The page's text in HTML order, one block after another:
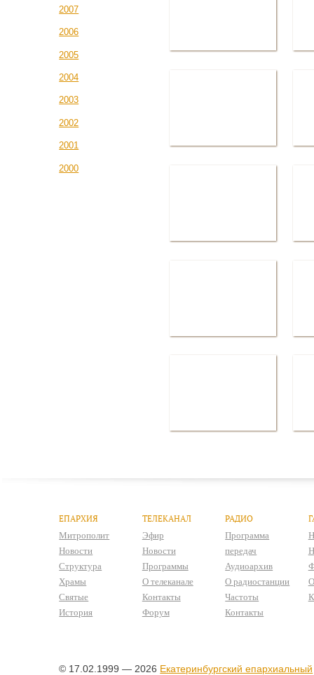
2007
2006
2005
2004
2003
2002
2001
2000
ЕПАРХИЯ
Митрополит
Новости
Структура
Храмы
Святые
История
ТЕЛЕКАНАЛ
Эфир
Новости
Программы
О телеканале
Контакты
Форум
РАДИО
Программа
передач
Аудиоархив
О радиостанции
Частоты
Контакты
© 17.02.1999 — 2026 Екатеринбургский епархиальный